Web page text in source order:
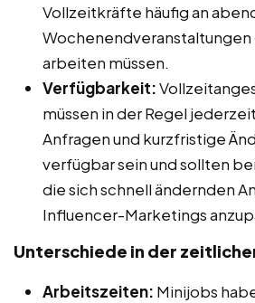
Vollzeitkräfte häufig an
arbeiten müssen.
Verfügbarkeit:
müssen in der Regel
Anfragen und kurzfristige
verfügbar sein und sollten
die sich schnell ändernden
Influencer-Marketings
Unterschiede in der
Arbeitszeiten: Minijobs